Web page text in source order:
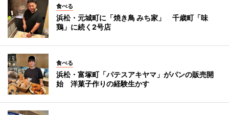
食べる
浜松・元城町に「焼き鳥 みち家」 千歳町「味
鶏」に続く2号店
食べる
浜松・富塚町「パテスアキヤマ」がパンの販売開
始 洋菓子作りの経験生かす